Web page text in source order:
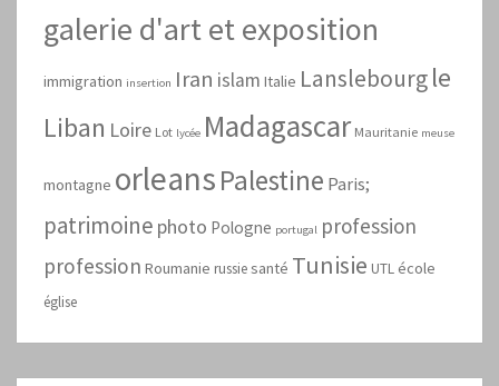
galerie d'art et exposition
immigration insertion Iran islam Italie Lanslebourgle
Liban Loire Lot lycée Madagascar Mauritanie meuse
montagne orleansPalestine Paris;
patrimoine photo Pologne portugal profession
profession Roumanie russiesanté Tunisie UTLécole
église